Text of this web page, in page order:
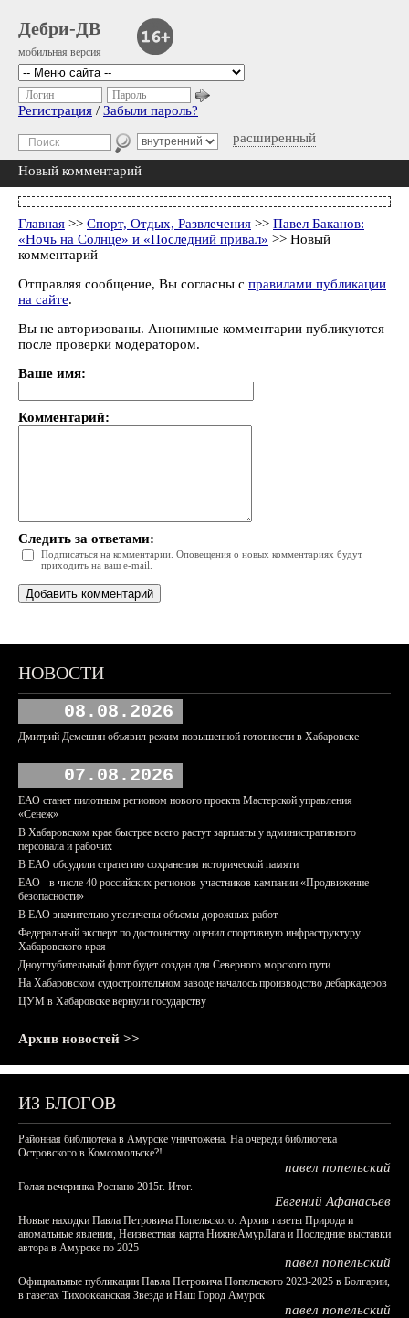
Дебри-ДВ
мобильная версия
расширенный
Логин Пароль
Регистрация / Забыли пароль?
Новый комментарий
Главная >> Спорт, Отдых, Развлечения >> Павел Баканов:
«Ночь на Солнце» и «Последний привал» >> Новый
комментарий
Отправляя сообщение, Вы согласны с правилами публикации
на сайте.
Вы не авторизованы. Анонимные комментарии публикуются
после проверки модератором.
Ваше имя:
Комментарий:
Следить за ответами:
Подписаться на комментарии. Оповещения о новых комментариях будут
приходить на ваш e-mail.
НОВОСТИ
08.08.2026
Дмитрий Демешин объявил режим повышенной готовности в Хабаровске
07.08.2026
ЕАО станет пилотным регионом нового проекта Мастерской управления
«Сенеж»
В Хабаровском крае быстрее всего растут зарплаты у административного
персонала и рабочих
В ЕАО обсудили стратегию сохранения исторической памяти
ЕАО - в числе 40 российских регионов-участников кампании «Продвижение
безопасности»
В ЕАО значительно увеличены объемы дорожных работ
Федеральный эксперт по достоинству оценил спортивную инфраструктуру
Хабаровского края
Дноуглубительный флот будет создан для Северного морского пути
На Хабаровском судостроительном заводе началось производство дебаркадеров
ЦУМ в Хабаровске вернули государству
Архив новостей >>
ИЗ БЛОГОВ
Районная библиотека в Амурске уничтожена. На очереди библиотека
Островского в Комсомольске?!
павел попельский
Голая вечеринка Роснано 2015г. Итог.
Евгений Афанасьев
Новые находки Павла Петровича Попельского: Архив газеты Природа и
аномальные явления, Неизвестная карта НижнеАмурЛага и Последние выставки
автора в Амурске по 2025
павел попельский
Официальные публикации Павла Петровича Попельского 2023-2025 в Болгарии,
в газетах Тихоокеанская Звезда и Наш Город Амурск
павел попельский